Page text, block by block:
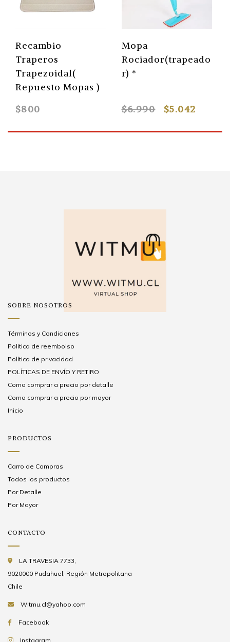
Recambio
Traperos
Trapezoidal(
Repuesto Mopas )
$800
Mopa
Rociador(trapeado
r) *
$6.990 $5.042
SOBRE NOSOTROS
Términos y Condiciones
Politica de reembolso
Política de privacidad
POLÍTICAS DE ENVÍO Y RETIRO
Como comprar a precio por detalle
Como comprar a precio por mayor
Inicio
PRODUCTOS
Carro de Compras
Todos los productos
Por Detalle
Por Mayor
CONTACTO
LA TRAVESIA 7733,
9020000 Pudahuel, Región Metropolitana
Chile
Witmu.cl@yahoo.com
Facebook
Instagram